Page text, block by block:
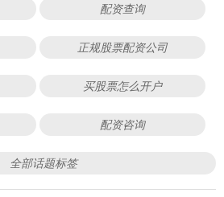
配资查询
正规股票配资公司
买股票怎么开户
配资咨询
全部话题标签